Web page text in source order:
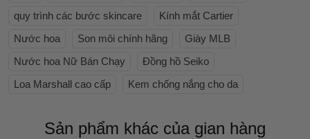
quy trình các bước skincare
Kính mắt Cartier
Nước hoa
Son môi chính hãng
Giày MLB
Nước hoa Nữ Bán Chạy
Đồng hồ Seiko
Loa Marshall cao cấp
Kem chống nắng cho da
Sản phẩm khác của gian hàng